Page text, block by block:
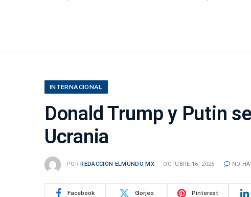
INTERNACIONAL
Donald Trump y Putin
Ucrania
POR REDACCIÓN ELMUNDO MX OCTUBRE 16, 2025 NO
Facebook Gorjeo Pinterest